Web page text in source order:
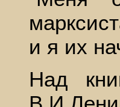
и я их
Над